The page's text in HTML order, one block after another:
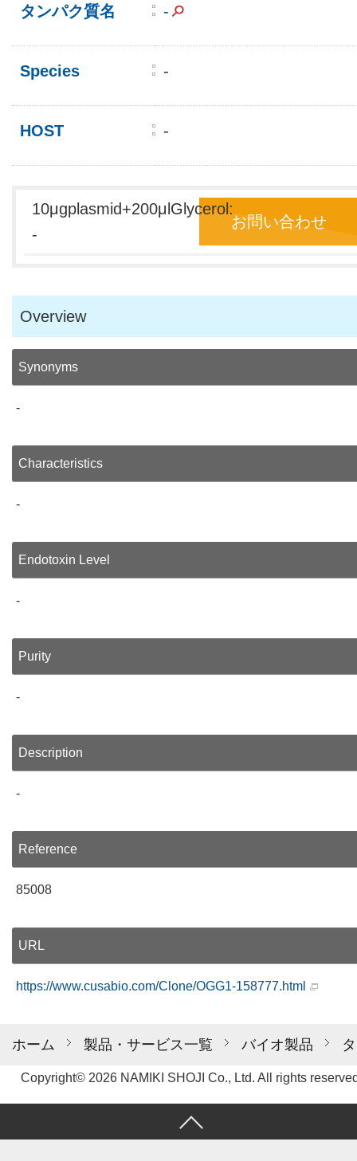
ホーム 製品・サービス一覧 バイオ製品
タンパク質名 -
Species -
HOST -
10μgplasmid+200μlGlycerol:
-
お問い合わせ
Overview
Synonyms
-
Characteristics
-
Endotoxin Level
-
Purity
-
Description
-
Reference
85008
URL
https://www.cusabio.com/Clone/OGG1-158777.html
Copyright© 2026 NAMIKI SHOJI Co., Ltd. All rights